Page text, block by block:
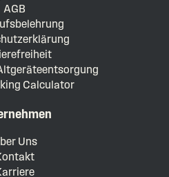
AGB
Calculator
Uns